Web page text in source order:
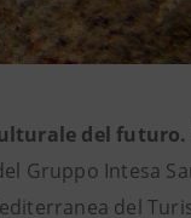
del futuro.
Gruppo Intesa
del